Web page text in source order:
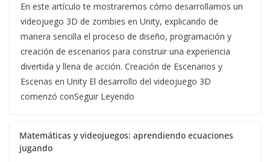
En este artículo te mostraremos cómo desarrollamos un
videojuego 3D de zombies en Unity, explicando de
manera sencilla el proceso de diseño, programación y
creación de escenarios para construir una experiencia
divertida y llena de acción. Creación de Escenarios y
Escenas en Unity El desarrollo del videojuego 3D
comenzó conSeguir Leyendo
Matemáticas y videojuegos: aprendiendo ecuaciones
jugando